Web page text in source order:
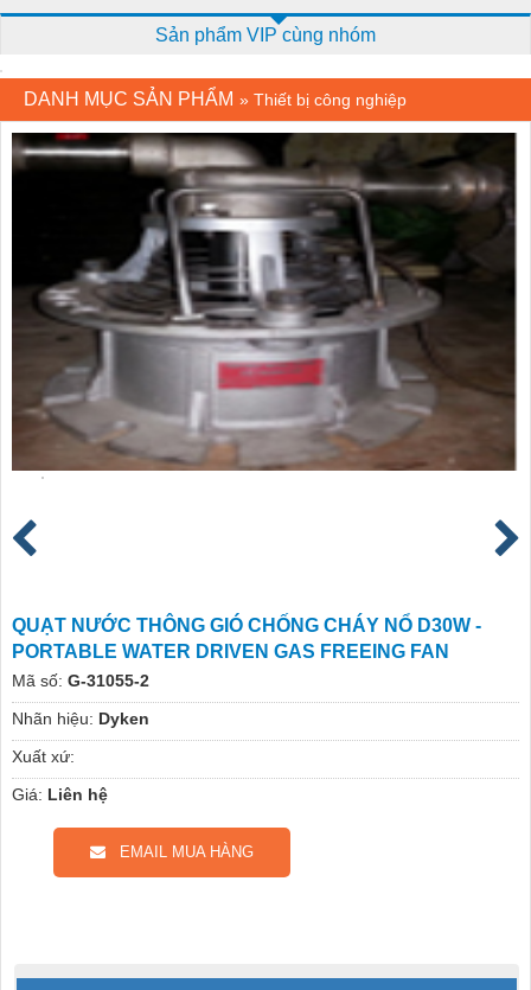
Sản phẩm VIP cùng nhóm
DANH MỤC SẢN PHẨM » Thiết bị công nghiệp
QUẠT NƯỚC THÔNG GIÓ CHỐNG CHÁY NỔ D30W -
PORTABLE WATER DRIVEN GAS FREEING FAN
Mã số: G-31055-2
Nhãn hiệu: Dyken
Xuất xứ:
Giá: Liên hệ
EMAIL MUA HÀNG